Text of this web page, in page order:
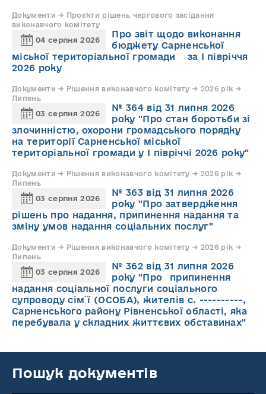
Документи → Проєкти рішень чергового засідання
виконавчого комітету
04 серпня 2026
Про звіт щодо виконання
бюджету Сарненської
міської територіальної громади за І півріччя
2026 року
Документи → Рішення виконавчого комітету → 2026 рік →
Липень
03 серпня 2026
№ 364 від 31 липня 2026
року "Про стан боротьби зі
злочинністю, охорони громадського порядку
на території Сарненської міської
територіальної громади у І півріччі 2026 року"
Документи → Рішення виконавчого комітету → 2026 рік →
Липень
03 серпня 2026
№ 363 від 31 липня 2026
року "Про затвердження
рішень про надання, припинення надання та
зміну умов надання соціальних послуг"
Документи → Рішення виконавчого комітету → 2026 рік →
Липень
03 серпня 2026
№ 362 від 31 липня 2026
року "Про припинення
надання соціальної послуги соціального
супроводу cім`ї (ОСОБА), жителів с. ----------,
Сарненського району Рівненської області, яка
перебувала у складних життєвих обставинах"
Пошук документів